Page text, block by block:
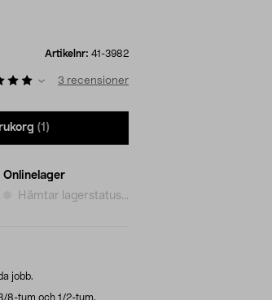
Artikelnr: 41-3982
3 recensioner
(1)
Onlinelager
Hämtar lagerstatus...
jobb.
8-tum och 1/2-tum.